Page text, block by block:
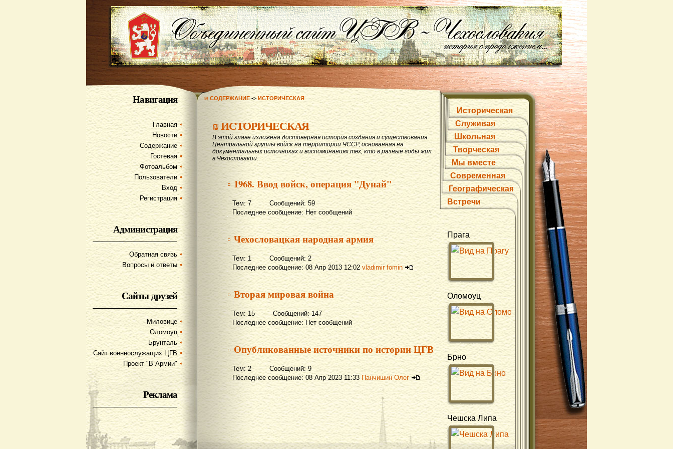
Навигация
Главная
Новости
Содержание
Гостевая
Фотоальбом
Пользователи
Вход
Регистрация
Администрация
Обратная связь
Вопросы и ответы
Сайты друзей
Миловице
Оломоуц
Брунталь
Сайт военнослужащих ЦГВ
Проект "В Армии"
Реклама
₪ СОДЕРЖАНИЕ -> ИСТОРИЧЕСКАЯ
₪ИСТОРИЧЕСКАЯ
В этой главе изложена достоверная история создания и существования
Центральной группы войск на территории ЧССР, основанная на
документальных источниках и воспоминаниях тех, кто в разные годы жил
в Чехословакии.
▫ 1968. Ввод войск, операция "Дунай"
Тем: 7 Сообщений: 59
Последнее сообщение: Нет сообщений
▫ Чехословацкая народная армия
Тем: 1 Сообщений: 2
Последнее сообщение: 08 Апр 2013 12:02 vladimir fomin
▫ Вторая мировая война
Тем: 15 Сообщений: 147
Последнее сообщение: Нет сообщений
▫ Опубликованные источники по истории ЦГВ
Тем: 2 Сообщений: 9
Последнее сообщение: 08 Апр 2023 11:33 Панчишин Олег
Историческая
Служивая
Школьная
Творческая
Мы вместе
Современная
Географическая
Встречи
Прага
Оломоуц
Брно
Чешска Липа